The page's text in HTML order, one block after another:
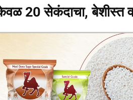
20 सेकंदाचा, बेशीस्त